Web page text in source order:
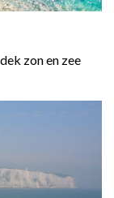
zon en zee